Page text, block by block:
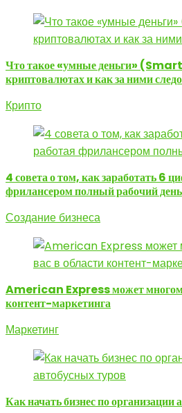
Что такое «умные деньги»
криптовалютах и как за ними
Крипто
4 совета о том, как заработать 6
фрилансером полный рабочий день
Создание бизнеса
American Express может многому
контент-маркетинга
Маркетинг
Как начать бизнес по организации